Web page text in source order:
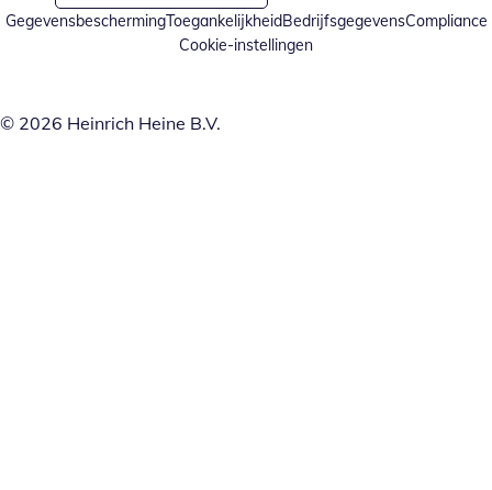
GegevensbeschermingToegankelijkheidBedrijfsgegevensCompliance
Cookie-instellingen
© 2026 Heinrich Heine B.V.